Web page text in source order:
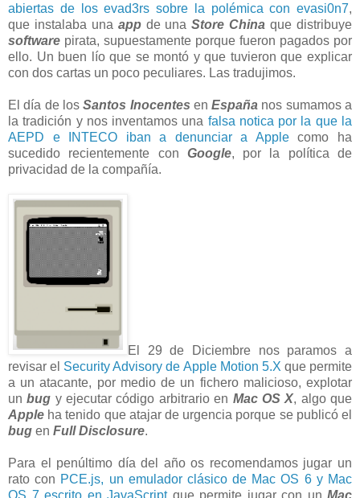
abiertas de los evad3rs sobre la polémica con evasi0n7,
que instalaba una appde unaStore China que distribuye
software pirata, supuestamente porque fueron pagados por
ello. Un buen lío que se montó y que tuvieron que explicar
con dos cartas un poco peculiares. Las tradujimos.
El día de losSantos Inocentes enEspaña nos sumamos a
la tradición y nos inventamos una falsa notica por la que la
AEPD e INTECO iban a denunciar a Applecomo ha
sucedido recientemente con Google, por la política de
privacidad de la compañía.
El 29 de Diciembre nos paramos a
revisar el Security Advisory de Apple Motion 5.X que permite
a un atacante, por medio de un fichero malicioso, explotar
unbug y ejecutar código arbitrario en Mac OS X, algo que
Apple ha tenido que atajar de urgencia porque se publicó el
bug en Full Disclosure.
Para el penúltimo día del año os recomendamos jugar un
rato con PCE.js, un emulador clásico de Mac OS 6 y Mac
OS 7 escrito en JavaScriptque permite jugar con un Mac